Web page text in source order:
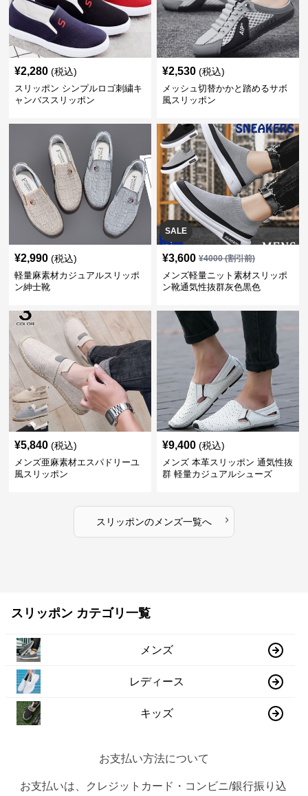
¥2,280 (税込)
スリッポン シンプルロゴ刺繍キ
ャンバススリッポン
¥2,530 (税込)
メッシュ切替かかと踏めるサボ
風スリッポン
¥2,990 (税込)
軽量麻素材カジュアルスリッポ
ン紳士靴
SALE
¥3,600 ¥4000(割引前)
メンズ軽量ニット素材スリッポ
ン靴通気性抜群灰色黒色
¥5,840 (税込)
メンズ亜麻素材エスパドリーユ
風スリッポン
¥9,400 (税込)
メンズ 本革スリッポン 通気性抜
群 軽量カジュアルシューズ
スリッポンのメンズ一覧へ ›
スリッポン カテゴリ一覧
メンズ
レディース
キッズ
お支払い方法について
お支払いは、クレジットカード・コンビニ/銀行振り込